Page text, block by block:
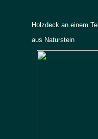
Holzdeck an einem
aus Naturstein